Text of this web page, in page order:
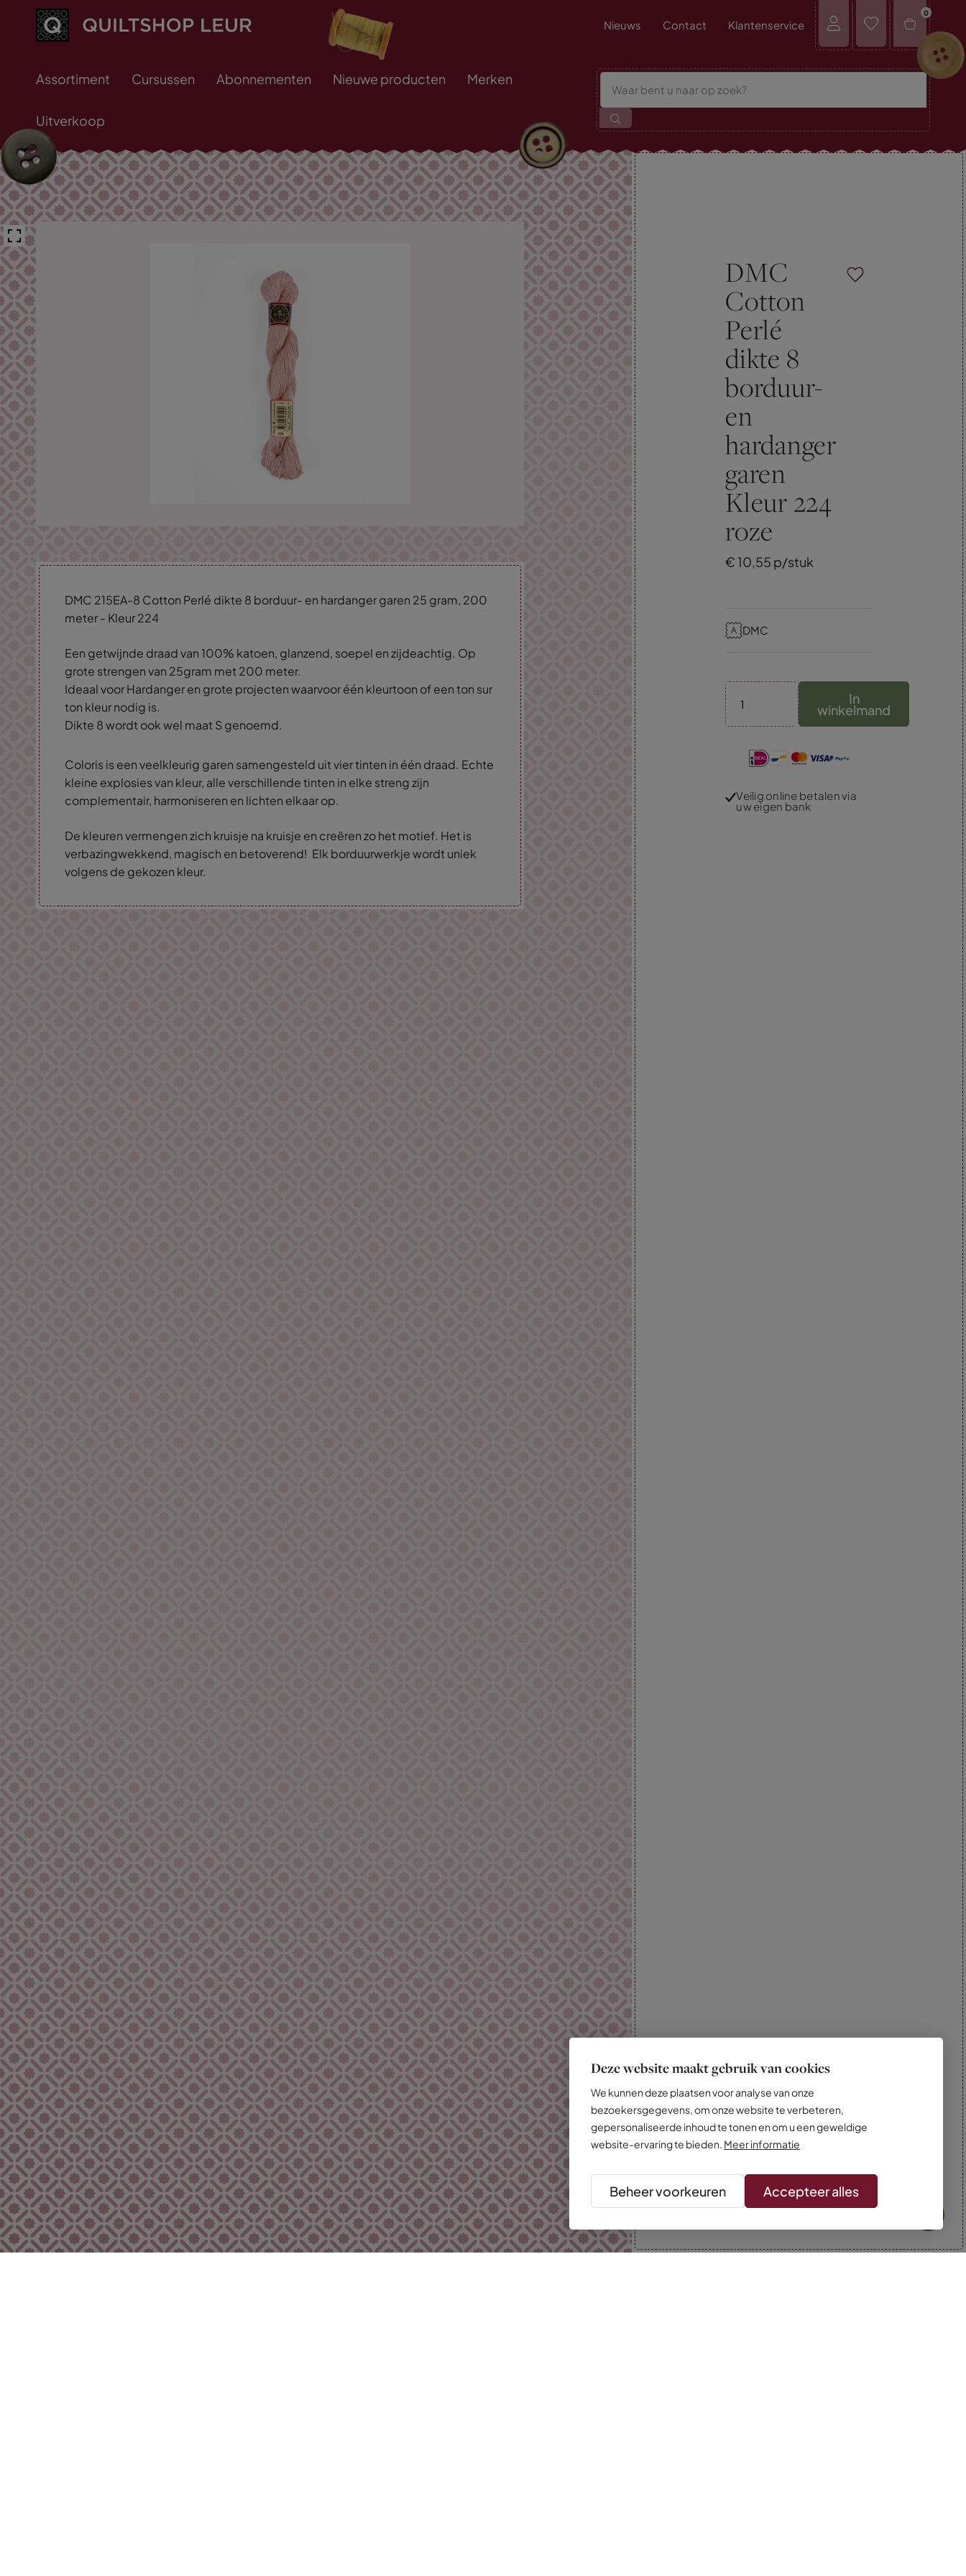
Deze website maakt gebruik van cookies
We kunnen deze plaatsen voor analyse van onze
bezoekersgegevens, om onze website te verbeteren,
gepersonaliseerde inhoud te tonen en om u een geweldige
website-ervaring te bieden. Meer informatie
Beheer voorkeuren Accepteer alles
Nieuws Contact Klantenservice
0
Assortiment Cursussen Abonnementen Nieuwe producten Merken
Uitverkoop
DMC 215EA-8 Cotton Perlé dikte 8 borduur- en hardanger garen 25 gram, 200
meter - Kleur 224
Een getwijnde draad van 100% katoen, glanzend, soepel en zijdeachtig. Op
grote strengen van 25gram met 200 meter.
Ideaal voor Hardanger en grote projecten waarvoor één kleurtoon of een ton sur
ton kleur nodig is.
Dikte 8 wordt ook wel maat S genoemd.
Coloris is een veelkleurig garen samengesteld uit vier tinten in één draad. Echte
kleine explosies van kleur, alle verschillende tinten in elke streng zijn
complementair, harmoniseren en lichten elkaar op.
De kleuren vermengen zich kruisje na kruisje en creëren zo het motief. Het is
verbazingwekkend, magisch en betoverend! Elk borduurwerkje wordt uniek
volgens de gekozen kleur.
DMC
Cotton
Perlé
dikte 8
borduur-
en
hardanger
garen
Kleur 224
roze
€10,55 p/stuk
DMC
In
winkelmand
Veilig online betalen via
uw eigen bank